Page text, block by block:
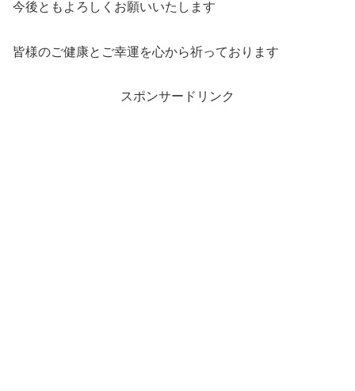
今後ともよろしくお願いいたします
皆様のご健康とご幸運を心から祈っております
スポンサードリンク